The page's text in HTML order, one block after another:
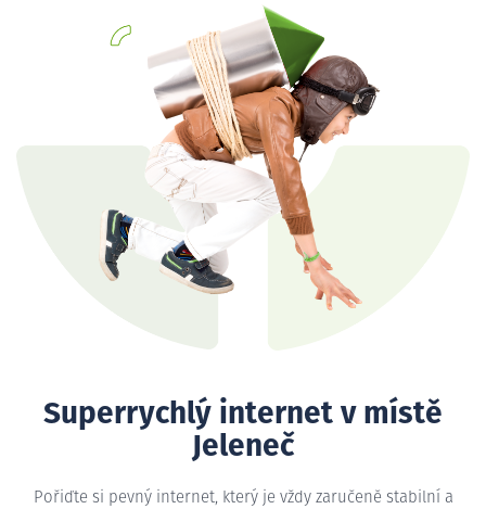
Superrychlý internet v místě
Jeleneč
Pořiďte si pevný internet, který je vždy zaručeně stabilní a